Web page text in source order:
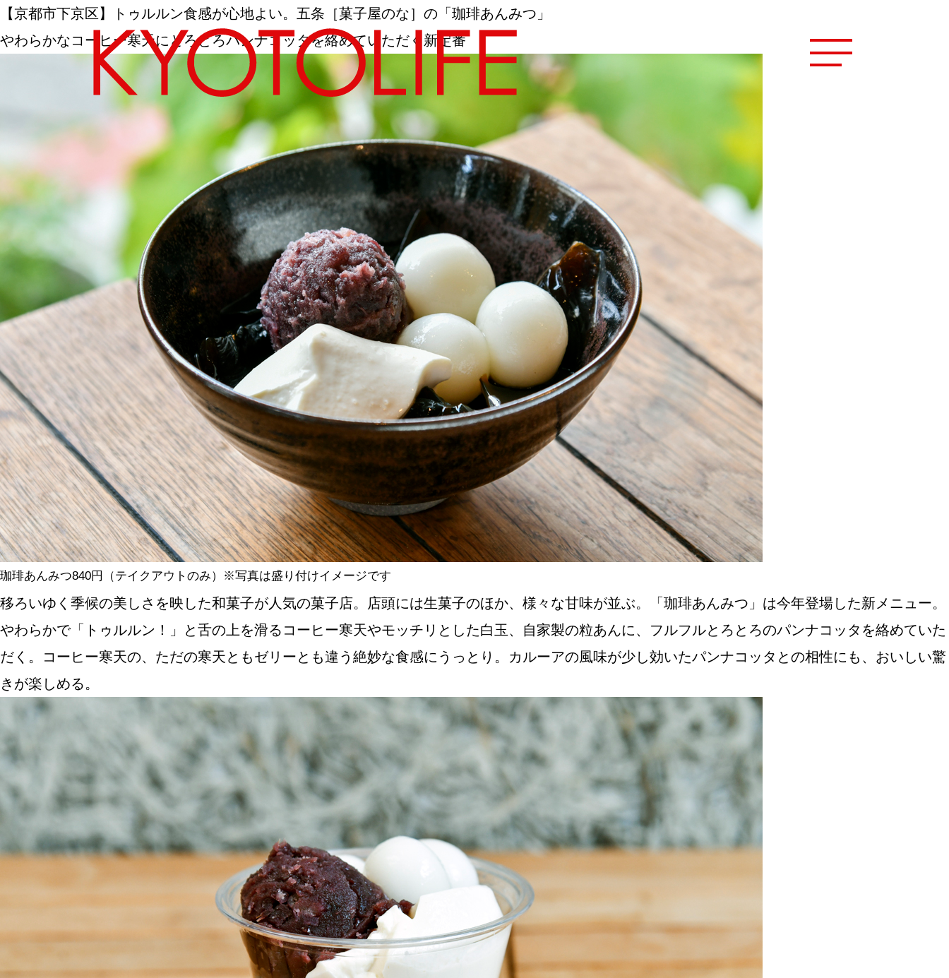
エリアから探す 地図から探す
カテゴリーから探す
SPECIAL NEW OPEN
SERIES
カレーが好き
京都おやつクラブ
私と店のはなし
今月の京みやげ
京都の書店
CULTURE
関西で開催。おすすめの展覧会
おすすめの映画
誠光社で選びました。おすすめの本
ABOUT US Instagram
チケットプレゼント応募
【京都市下京区】トゥルルン食感が心地よい。五条［菓子屋のな］の「珈琲あんみつ」
やわらかなコーヒー寒天にとろとろパンナコッタを絡めていただく新定番
珈琲あんみつ840円（テイクアウトのみ）※写真は盛り付けイメージです
移ろいゆく季候の美しさを映した和菓子が人気の菓子店。店頭には生菓子のほか、様々な甘味が並ぶ。「珈琲あんみつ」は今年登場した新メニュー。
やわらかで「トゥルルン！」と舌の上を滑るコーヒー寒天やモッチリとした白玉、自家製の粒あんに、フルフルとろとろのパンナコッタを絡めていた
だく。コーヒー寒天の、ただの寒天ともゼリーとも違う絶妙な食感にうっとり。カルーアの風味が少し効いたパンナコッタとの相性にも、おいしい驚
きが楽しめる。